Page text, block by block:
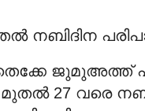
നബിദിന
ജുമുഅത്ത്
27 വരെ